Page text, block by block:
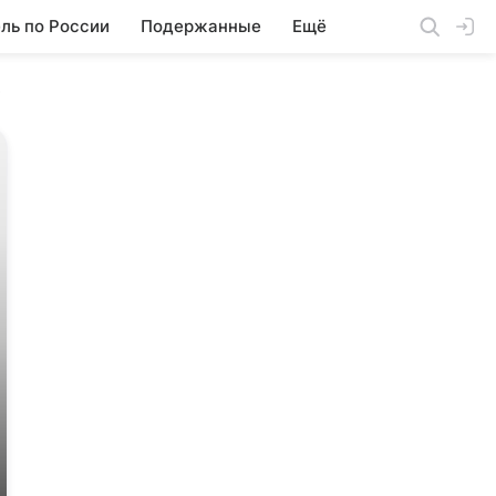
по России Подержанные Ещё